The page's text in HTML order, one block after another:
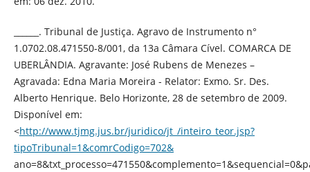
______. Tribunal de Justiça. Agravo de Instrumento n°
1.0702.08.471550-8/001, da 13a Câmara Cível. COMARCA DE
UBERLÂNDIA. Agravante: José Rubens de Menezes –
Agravada: Edna Maria Moreira - Relator: Exmo. Sr. Des.
Alberto Henrique. Belo Horizonte, 28 de setembro de 2009.
Disponível em:
<http://www.tjmg.jus.br/juridico/jt_/inteiro_teor.jsp?
tipoTribunal=1&comrCodigo=702&